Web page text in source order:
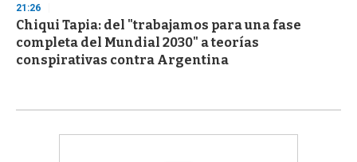
21:26
Chiqui Tapia: del "trabajamos para una fase
completa del Mundial 2030" a teorías
conspirativas contra Argentina